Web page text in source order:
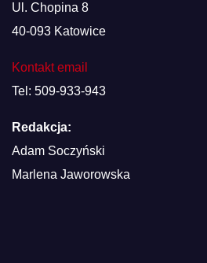
Ul. Chopina 8
40-093 Katowice
Kontakt email
Tel: 509-933-943
Redakcja:
Adam Soczyński
Marlena Jaworowska